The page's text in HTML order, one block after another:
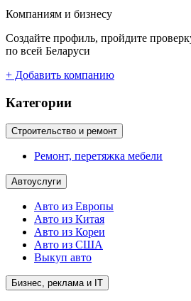
Компаниям и бизнесу
Создайте профиль, пройдите
по всей Беларуси
+ Добавить компанию
Категории
Строительство и ремонт
Ремонт, перетяжка мебели
Автоуслуги
Авто из Европы
Авто из Китая
Авто из Кореи
Авто из США
Выкуп авто
Бизнес, реклама и IT